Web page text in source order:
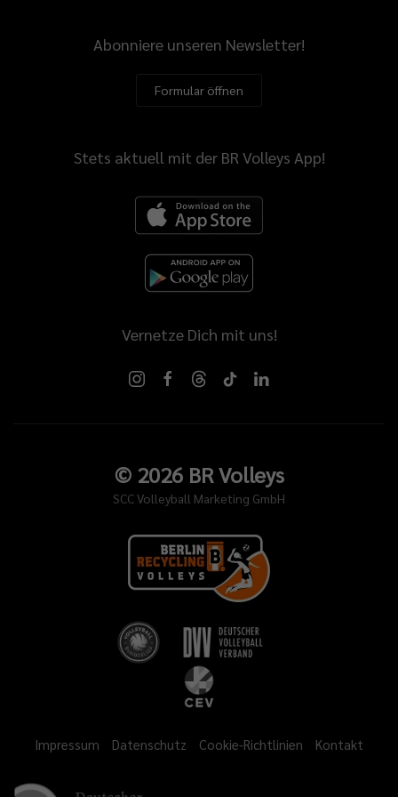
Abonniere unseren Newsletter!
Formular öffnen
Stets aktuell mit der BR Volleys App!
Vernetze Dich mit uns!
© 2026BR Volleys
SCC Volleyball Marketing GmbH
Impressum Datenschutz Cookie-Richtlinien Kontakt